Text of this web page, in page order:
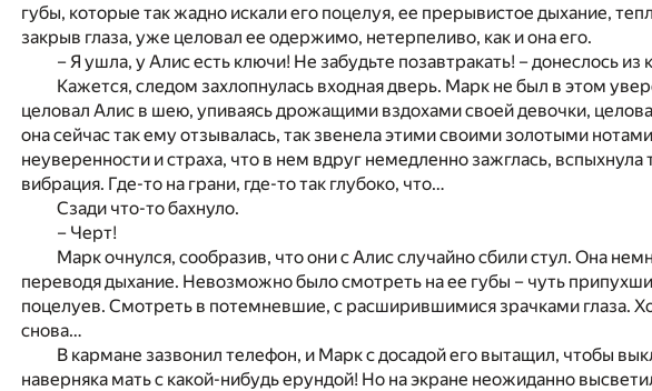
губы, которые так жадно искали его поцелуя, ее прерывистое дыхание,
закрыв глаза, уже целовал ее одержимо, нетерпеливо, как и она его.
– Я ушла, у Алис есть ключи! Не забудьте позавтракать! – донеслось из
Кажется, следом захлопнулась входная дверь. Марк не был в этом
целовал Алис в шею, упиваясь дрожащими вздохами своей девочки,
она сейчас так ему отзывалась, так звенела этими своими золотыми
неуверенности и страха, что в нем вдруг немедленно зажглась,
вибрация. Где-то на грани, где-то так глубоко, что…
Сзади что-то бахнуло.
– Черт!
Марк очнулся, сообразив, что они с Алис случайно сбили стул. Она
переводя дыхание. Невозможно было смотреть на ее губы – чуть
поцелуев. Смотреть в потемневшие, с расширившимися зрачками глаза.
снова…
В кармане зазвонил телефон, и Марк с досадой его вытащил, чтобы
наверняка мать с какой-нибудь ерундой! Но на экране неожиданно